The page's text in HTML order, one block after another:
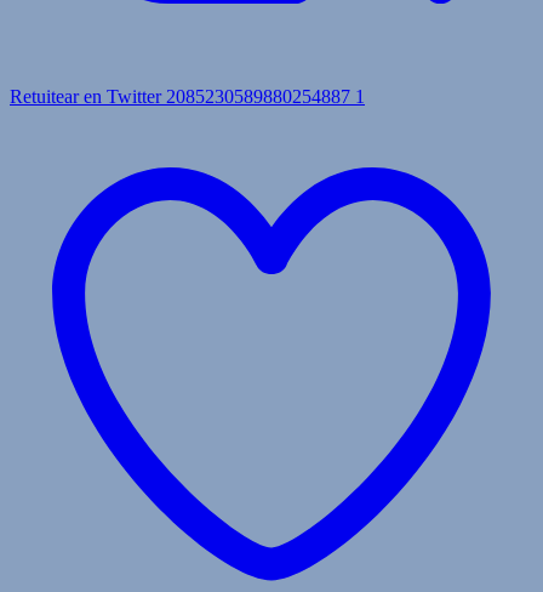
Retuitear en Twitter 2085230589880254887 1